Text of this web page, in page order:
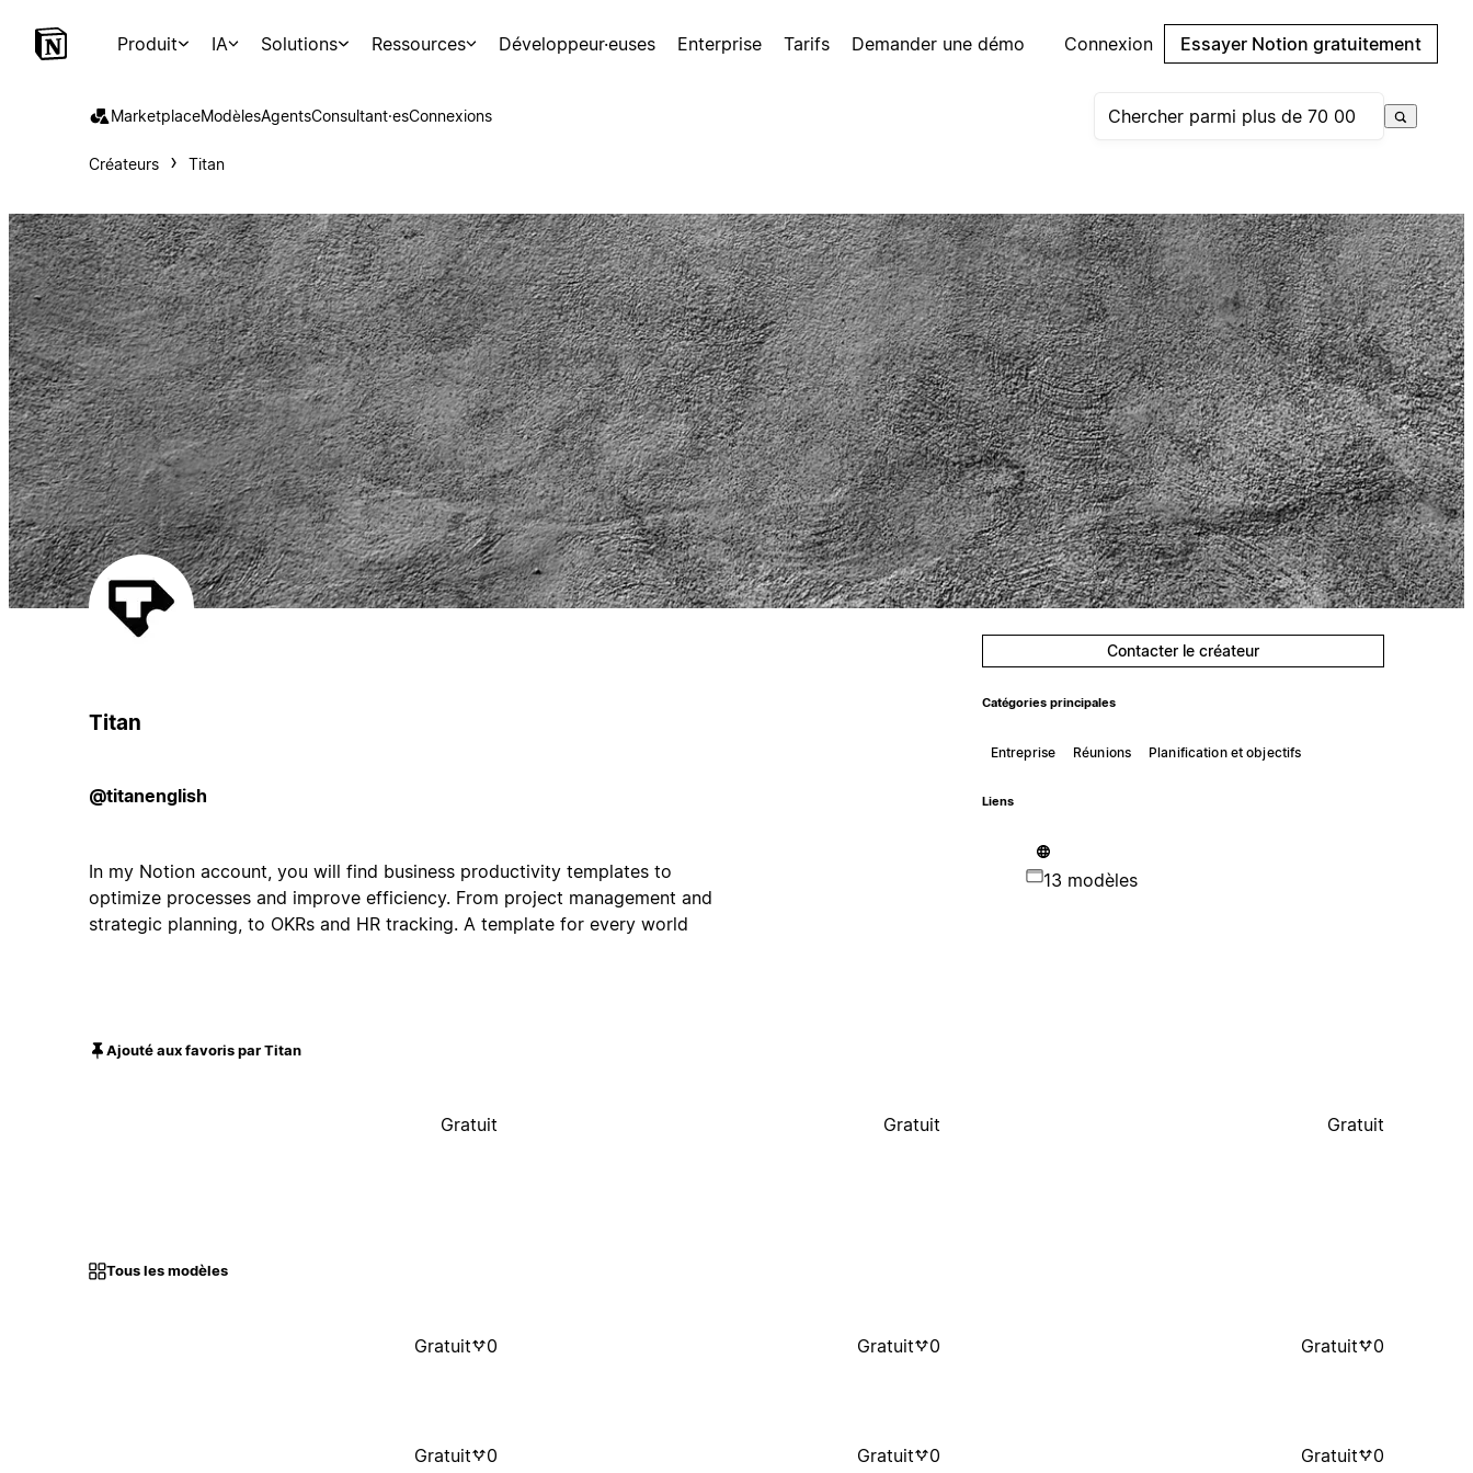
Produit IA Solutions Ressources Développeur·euses Enterprise Tarifs Demander une démo Connexion Essayer Notion gratuitement
MarketplaceModèlesAgentsConsultant·esConnexions
Créateurs Titan
Titan
@titanenglish
In my Notion account, you will find business productivity templates to
optimize processes and improve efficiency. From project management and
strategic planning, to OKRs and HR tracking. A template for every world
Contacter le créateur
Catégories principales
Entreprise Réunions Planification et objectifs
Liens
13 modèles
Ajouté aux favoris par Titan
Gratuit Gratuit Gratuit
Tous les modèles
Gratuit 0 Gratuit 0 Gratuit 0
Gratuit 0 Gratuit 0 Gratuit 0